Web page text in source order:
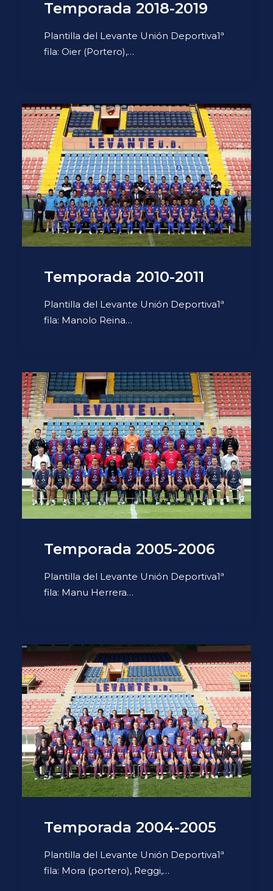
Temporada 2018-2019
Plantilla del Levante Unión Deportiva1ª
fila: Oier (Portero),…
Temporada 2010-2011
Plantilla del Levante Unión Deportiva1ª
fila: Manolo Reina…
Temporada 2005-2006
Plantilla del Levante Unión Deportiva1ª
fila: Manu Herrera…
Temporada 2004-2005
Plantilla del Levante Unión Deportiva1ª
fila: Mora (portero), Reggi,…